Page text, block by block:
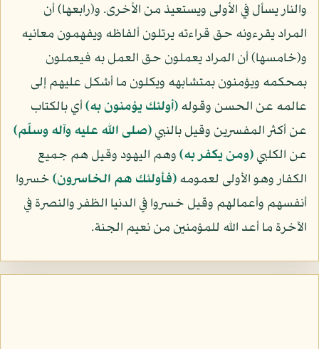
والنار يسأل في الأولى ويستعيذ من الأخرى. و(رابعها) أن
المراد يقرءونه حق قراءته يرتلون ألفاظه ويفهمون معانيه
و(خامسها) أن المراد يعملون حق العمل به فيعملون
بمحكمه ويؤمنون بمتشابهه ويكلون ما أشكل عليهم إلى
عالمه عن الحسن وقوله﴿أولئك يؤمنون به﴾أي بالكتاب
عن أكثر المفسرين وقيل بالنبي(صلى الله عليه وآله وسلّم)
عن الكلبي﴿ومن يكفر به﴾وهم اليهود وقيل هم جميع
الكفار وهو الأولى لعمومه﴿فأولئك هم الخاسرون﴾خسروا
أنفسهم وأعمالهم وقيل خسروا في الدنيا الظفر والنصرة في
الآخرة ما أعد الله للمؤمنين من نعيم الجنة.